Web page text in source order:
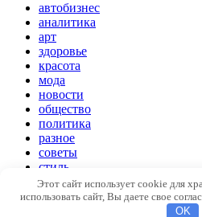
автобизнес
аналитика
арт
здоровье
красота
мода
новости
общество
политика
разное
советы
стиль
экономика
Модный стиль.
Этот сайт использует cookie для
использовать сайт, Вы даете свое
OK